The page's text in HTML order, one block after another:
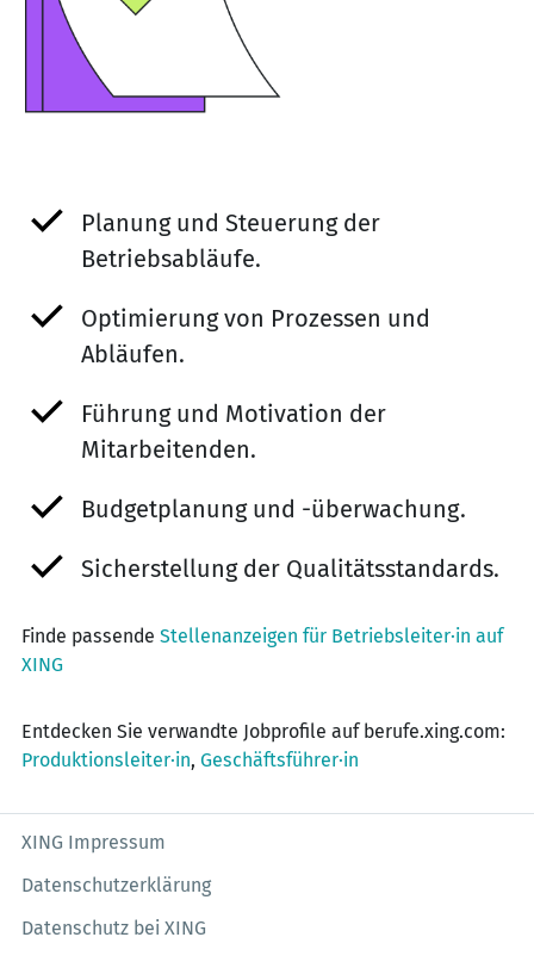
Planung und Steuerung der
Betriebsabläufe.
Optimierung von Prozessen und
Abläufen.
Führung und Motivation der
Mitarbeitenden.
Budgetplanung und -überwachung.
Sicherstellung der Qualitätsstandards.
Finde passende Stellenanzeigen für Betriebsleiter·in auf
XING
Entdecken Sie verwandte Jobprofile auf berufe.xing.com:
Produktionsleiter·in, Geschäftsführer·in
XING Impressum
Datenschutzerklärung
Datenschutz bei XING